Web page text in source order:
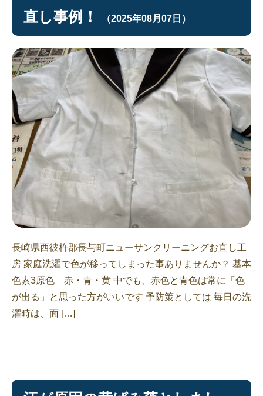
直し事例！
（2025年08月07日）
長崎県西彼杵郡長与町ニューサンクリーニングお直し工
房 家庭洗濯で色が移ってしまった事ありませんか？ 基本
色素3原色 赤・青・黄 中でも、赤色と青色は常に「色
が出る」と思った方がいいです 予防策としては 毎日の洗
濯時は、面 […]